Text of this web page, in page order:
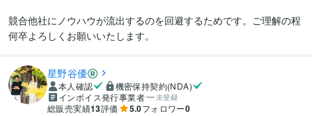
競合他社にノウハウが流出するのを回避するためです。ご理解の程
星野谷優
本人確認
機密保持契約(NDA)
インボイス発行事業者
未登録
総販売実績13評価 5.0フォロワー0